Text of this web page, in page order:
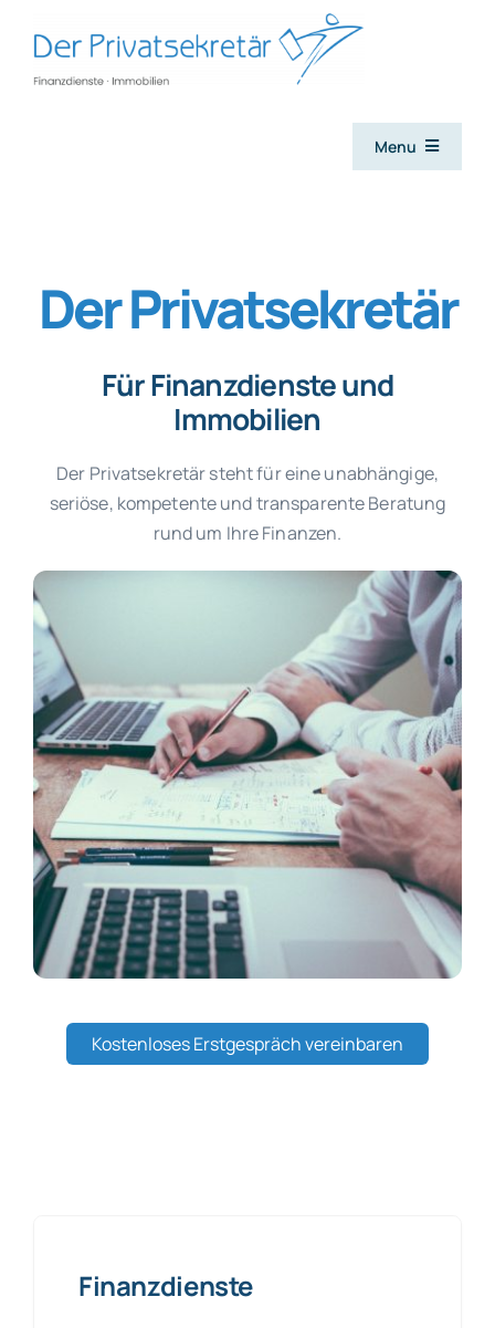
Inhalt
springen
Menu
Fondsshop
Immobilienangebote
Über mich
FAQs
Der Privatsekretär
Für Finanzdienste und
Immobilien
Der Privatsekretär steht für eine unabhängige,
seriöse, kompetente und transparente Beratung
rund um Ihre Finanzen.
Kostenloses Erstgespräch vereinbaren
Finanzdienste